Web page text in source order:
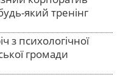
який тренінг
з психологічної
громади